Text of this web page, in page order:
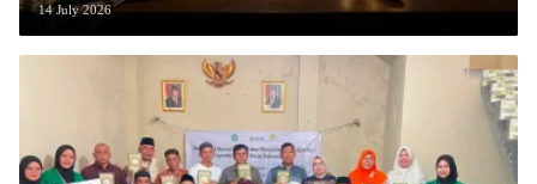
14 July 2026